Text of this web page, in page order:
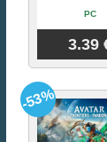
PC
3.39
-53%